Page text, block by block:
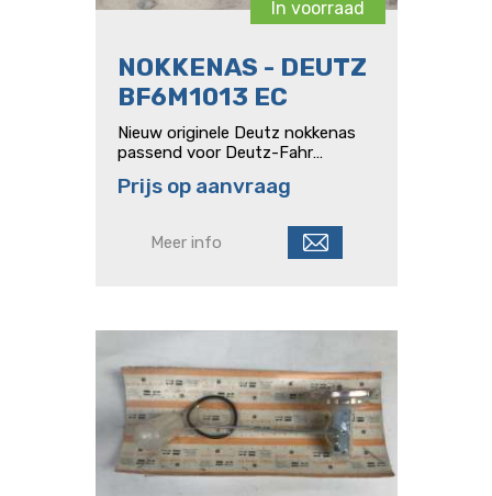
In voorraad
NOKKENAS - DEUTZ
BF6M1013 EC
Nieuw originele Deutz nokkenas
passend voor Deutz-Fahr
BF6M1013 EC motoren Onderdeel
Prijs op aanvraag
Meer info